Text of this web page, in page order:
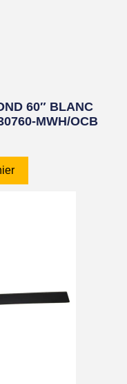
60″ BLANC
MWH/OCB